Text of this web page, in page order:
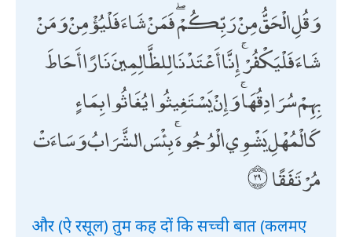
وَقُلِ الْحَقُّ مِنْ رَبِّكُمْ ۖ فَمَنْ شَاءَ فَلْيُؤْمِنْ وَمَنْ
شَاءَ فَلْيَكْفُرْ ۚ إِنَّا أَعْتَدْنَا لِلظَّالِمِينَ نَارًا أَحَاطَ
بِهِمْ سُرَادِقُهَا ۚ وَإِنْ يَسْتَغِيثُوا يُغَاثُوا بِمَاءٍ
كَالْمُهْلِ يَشْوِي الْوُجُوهَ ۚ بِئْسَ الشَّرَابُ وَسَاءَتْ
مُرْتَفَقًا
और (ऐ रसूल) तुम कह दों कि सच्ची बात (कलमए